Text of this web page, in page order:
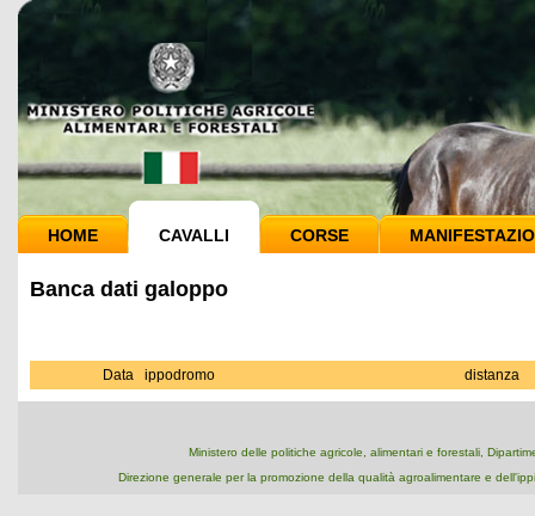
HOME CAVALLI CORSE
Banca dati galoppo
Data ippodromo distanza
Ministero delle politiche agricole, alimentari e forestali,
Direzione generale per la promozione della qualità agroalimentare e